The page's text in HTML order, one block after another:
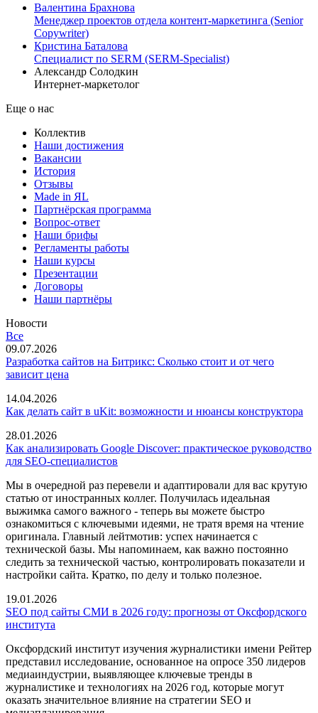
Валентина Брахнова
Менеджер проектов отдела контент-маркетинга (Senior
Copywriter)
Кристина Баталова
Специалист по SERM (SERM-Specialist)
Александр Солодкин
Интернет-маркетолог
Еще о нас
Коллектив
Наши достижения
Вакансии
История
Отзывы
Made in ЯL
Партнёрская программа
Вопрос-ответ
Наши брифы
Регламенты работы
Наши курсы
Презентации
Договоры
Наши партнёры
Новости
Все
09.07.2026
Разработка сайтов на Битрикс: Сколько стоит и от чего
зависит цена
14.04.2026
Как делать сайт в uKit: возможности и нюансы конструктора
28.01.2026
Как анализировать Google Discover: практическое руководство
для SEO-специалистов
Мы в очередной раз перевели и адаптировали для вас крутую
статью от иностранных коллег. Получилась идеальная
выжимка самого важного - теперь вы можете быстро
ознакомиться с ключевыми идеями, не тратя время на чтение
оригинала. Главный лейтмотив: успех начинается с
технической базы. Мы напоминаем, как важно постоянно
следить за технической частью, контролировать показатели и
настройки сайта. Кратко, по делу и только полезное.
19.01.2026
SEO под сайты СМИ в 2026 году: прогнозы от Оксфордского
института
Оксфордский институт изучения журналистики имени Рейтер
представил исследование, основанное на опросе 350 лидеров
медиаиндустрии, выявляющее ключевые тренды в
журналистике и технологиях на 2026 год, которые могут
оказать значительное влияние на стратегии SEO и